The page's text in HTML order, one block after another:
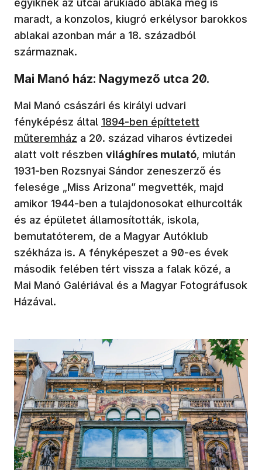
maradt, a konzolos, kiugró erkélysor barokkos
ablakai azonban már a 18. századból
származnak.
Mai Manó ház: Nagymező utca 20.
Mai Manó császári és királyi udvari
fényképész által 1894-ben építtetett
műteremház a 20. század viharos évtizedei
alatt volt részben világhíres mulató, miután
1931-ben Rozsnyai Sándor zeneszerző és
felesége „Miss Arizona” megvették, majd
amikor 1944-ben a tulajdonosokat elhurcolták
és az épületet államosították, iskola,
bemutatóterem, de a Magyar Autóklub
székháza is. A fényképeszet a 90-es évek
második felében tért vissza a falak közé, a
Mai Manó Galériával és a Magyar Fotográfusok
Házával.